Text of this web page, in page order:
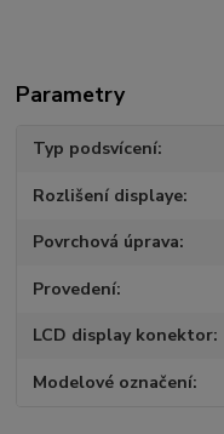
Parametry
Typ podsvícení
Rozlišení displaye
Povrchová úprava
Provedení
LCD display konektor
Modelové označení